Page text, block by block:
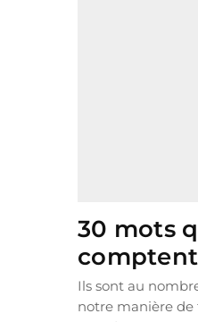
30 mots
comptent
Ils sont au
notre manière de